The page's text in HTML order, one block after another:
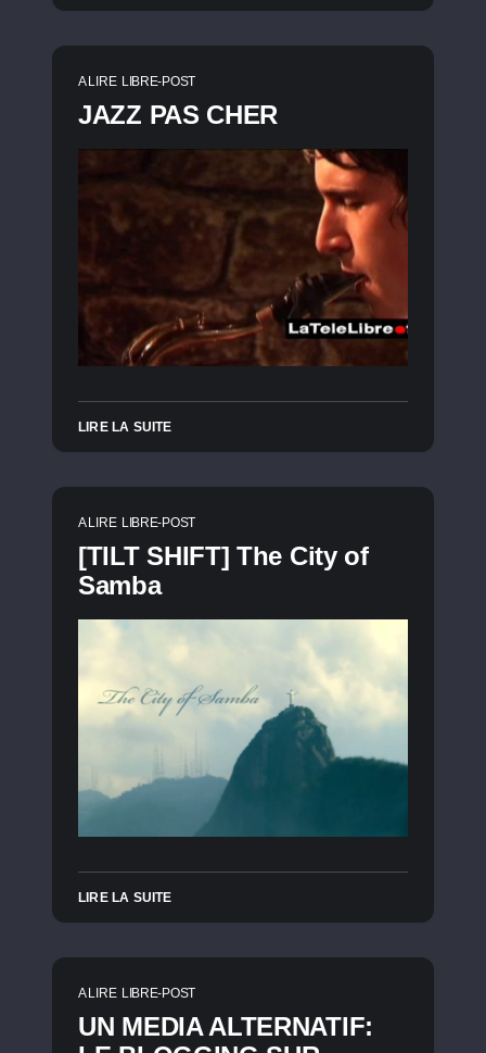
A LIRE LIBRE-POST
JAZZ PAS CHER
LIRE LA SUITE
A LIRE LIBRE-POST
[TILT SHIFT] The City of
Samba
LIRE LA SUITE
A LIRE LIBRE-POST
UN MEDIA ALTERNATIF: